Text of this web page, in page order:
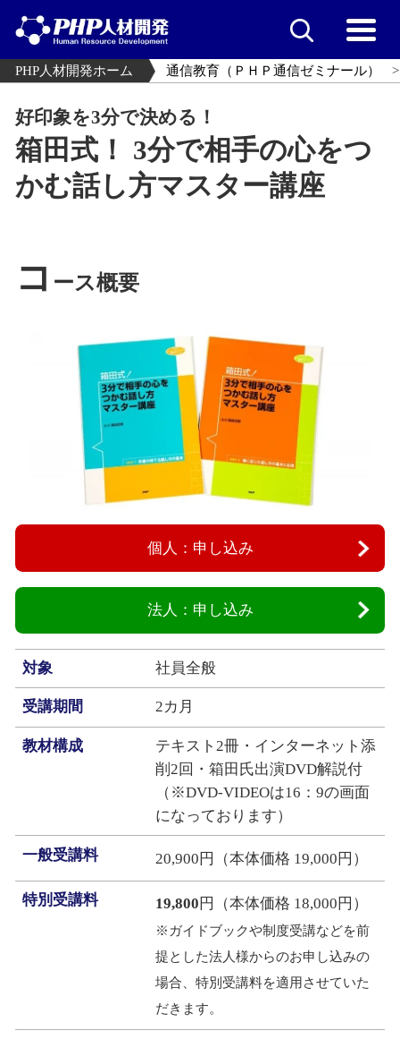
PHP人材開発ホーム 通信教育（ＰＨＰ通信ゼミナール）
好印象を3分で決める！
箱田式！ 3分で相手の心をつ
かむ話し方マスター講座
コ ース概要
個人：申し込み
法人：申し込み
対象 社員全般
受講期間 2カ月
教材構成
テキスト2冊・インターネット添
削2回・箱田氏出演DVD解説付
（※DVD-VIDEOは16：9の画面
になっております）
一般受講料 20,900円（本体価格 19,000円）
特別受講料 19,800 円（本体価格 18,000円）
※ガイドブックや制度受講などを前
提とした法人様からのお申し込みの
場合、特別受講料を適用させていた
だきます。